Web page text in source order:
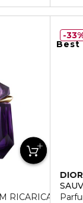
RICARICABILE
Best
DIOR